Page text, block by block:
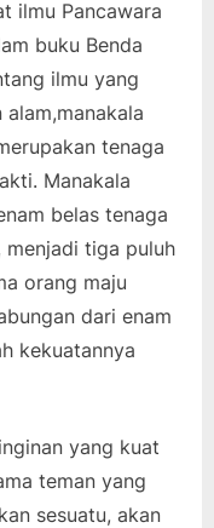
ilmu Pancawara
buku Benda
ilmu yang
tenaga
Manakala
belas tenaga
menjadi tiga puluh
orang maju
dari enam
kekuatannya
yang kuat
teman yang
sesuatu, akan